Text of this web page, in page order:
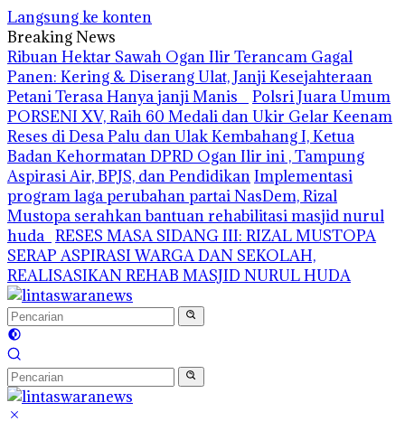
Langsung ke konten
Breaking News
Ribuan Hektar Sawah Ogan Ilir Terancam Gagal
Panen: Kering & Diserang Ulat, Janji Kesejahteraan
Petani Terasa Hanya janji Manis
Polsri Juara Umum
PORSENI XV, Raih 60 Medali dan Ukir Gelar Keenam
Reses di Desa Palu dan Ulak Kembahang I, Ketua
Badan Kehormatan DPRD Ogan Ilir ini , Tampung
Aspirasi Air, BPJS, dan PendidikanImplementasi
program laga perubahan partai NasDem, Rizal
Mustopa serahkan bantuan rehabilitasi masjid nurul
huda RESES MASA SIDANG III: RIZAL MUSTOPA
SERAP ASPIRASI WARGA DAN SEKOLAH,
REALISASIKAN REHAB MASJID NURUL HUDA